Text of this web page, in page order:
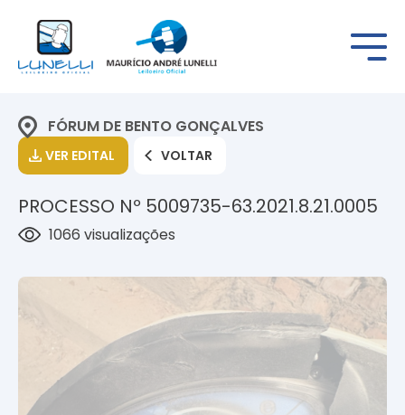
FÓRUM DE BENTO GONÇALVES
VER EDITAL VOLTAR
PROCESSO Nº 5009735-63.2021.8.21.0005
1066 visualizações